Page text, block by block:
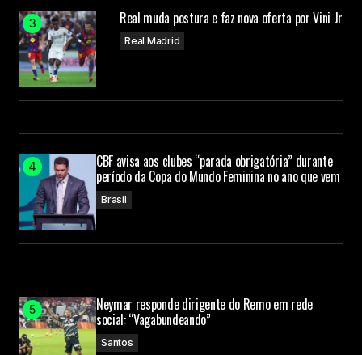
Real muda postura e faz nova oferta por Vini Jr
Real Madrid
CBF avisa aos clubes “parada obrigatória” durante
período da Copa do Mundo Feminina no ano que vem
Brasil
Neymar responde dirigente do Remo em rede
social: “Vagabundeando”
Santos